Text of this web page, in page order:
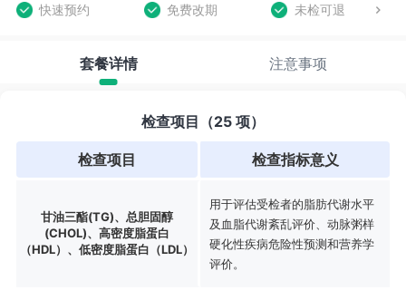
快速预约 免费改期 未检可退
套餐详情 注意事项
检查项目（25 项）
检查项目 检查指标意义
甘油三酯(TG)、总胆固醇
(CHOL)、高密度脂蛋白
（HDL）、低密度脂蛋白（LDL）
用于评估受检者的脂肪代谢水平
及血脂代谢紊乱评价、动脉粥样
硬化性疾病危险性预测和营养学
评价。